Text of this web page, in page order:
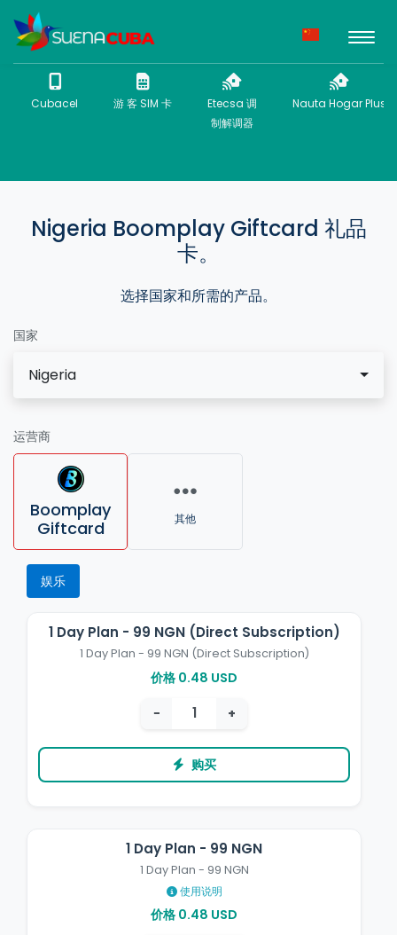
Cubacel 游 客 SIM 卡
Etecsa 调
制解调器
Nauta Hogar Plus
Nigeria Boomplay Giftcard 礼品
卡。
选择国家和所需的产品。
国家
Nigeria
运营商
Boomplay
Giftcard
其他
娱乐
1 Day Plan - 99 NGN (Direct Subscription)
1 Day Plan - 99 NGN (Direct Subscription)
价格 0.48 USD
−
+
购买
1 Day Plan - 99 NGN
1 Day Plan - 99 NGN
使用说明
价格 0.48 USD